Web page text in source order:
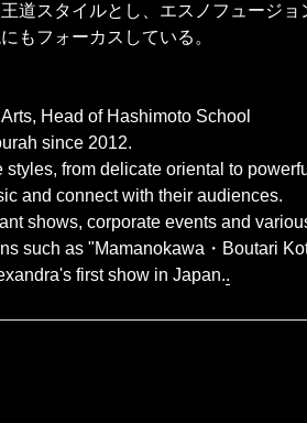
道スタイルとし、エスノフュージ
もフォーカスしている。
Head of Hashimoto School
since 2012.
from delicate oriental to
and connect with their audiences.
shows, corporate events and
such as "Mamanokawa・Boutari
first show in Japan..